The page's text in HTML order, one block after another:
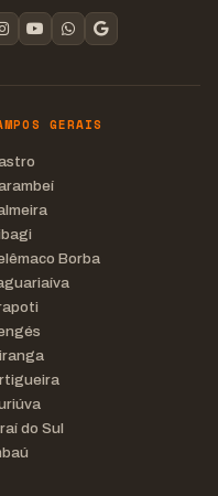
GERAIS
Borba
do Sul